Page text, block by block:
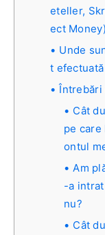
eteller,
ect Money)
Unde
t
Întrebări
Cât
pe
ontul
Am
-a
nu?
Cât